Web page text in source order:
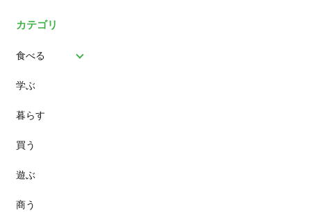
カテゴリ
食べる
パン
スイーツ
ランチ
カフェ
学ぶ
暮らす
買う
遊ぶ
商う